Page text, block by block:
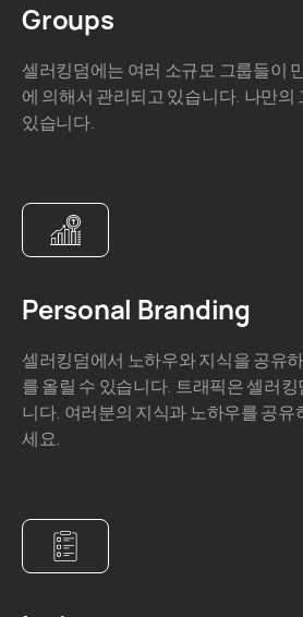
Groups
셀러킹덤에는 여러 소규모 그룹들이
에 의해서 관리되고 있습니다. 나만의
있습니다.
Personal Branding
셀러킹덤에서 노하우와 지식을 공유
를 올릴 수 있습니다. 트래픽은 셀러
니다. 여러분의 지식과 노하우를 공유
세요.